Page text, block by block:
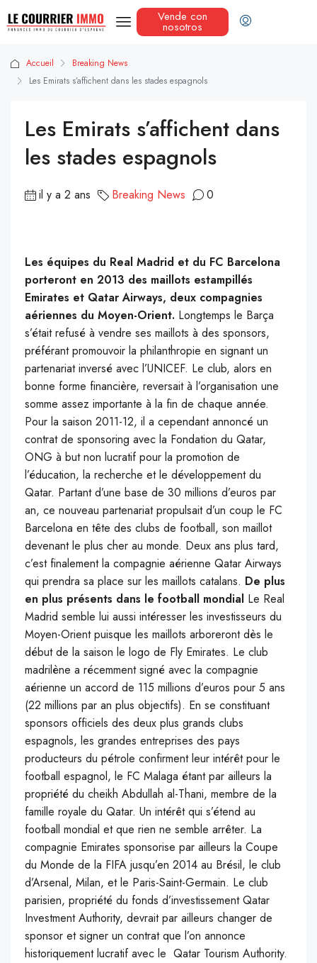
Vende con
nosotros
Accueil
Breaking News
Les Emirats s’affichent dans les stades espagnols
Les Emirats s’affichent dans
les stades espagnols
il y a 2 ans Breaking News 0
Les équipes du Real Madrid et du FC Barcelona
porteront en 2013 des maillots estampillés
Emirates et Qatar Airways, deux compagnies
aériennes du Moyen-Orient. Longtemps le Barça
s’était refusé à vendre ses maillots à des sponsors,
préférant promouvoir la philanthropie en signant un
partenariat inversé avec l’UNICEF. Le club, alors en
bonne forme financière, reversait à l’organisation une
somme assez importante à la fin de chaque année.
Pour la saison 2011-12, il a cependant annoncé un
contrat de sponsoring avec la Fondation du Qatar,
ONG à but non lucratif pour la promotion de
l’éducation, la recherche et le développement du
Qatar. Partant d’une base de 30 millions d’euros par
an, ce nouveau partenariat propulsait d’un coup le FC
Barcelona en tête des clubs de football, son maillot
devenant le plus cher au monde. Deux ans plus tard,
c’est finalement la compagnie aérienne Qatar Airways
qui prendra sa place sur les maillots catalans. De plus
en plus présents dans le football mondial Le Real
Madrid semble lui aussi intéresser les investisseurs du
Moyen-Orient puisque les maillots arboreront dès le
début de la saison le logo de Fly Emirates. Le club
madrilène a récemment signé avec la compagnie
aérienne un accord de 115 millions d’euros pour 5 ans
(22 millions par an plus objectifs). En se constituant
sponsors officiels des deux plus grands clubs
espagnols, les grandes entreprises des pays
producteurs du pétrole confirment leur intérêt pour le
football espagnol, le FC Malaga étant par ailleurs la
propriété du cheikh Abdullah al-Thani, membre de la
famille royale du Qatar. Un intérêt qui s’étend au
football mondial et que rien ne semble arrêter. La
compagnie Emirates sponsorise par ailleurs la Coupe
du Monde de la FIFA jusqu’en 2014 au Brésil, le club
d’Arsenal, Milan, et le Paris-Saint-Germain. Le club
parisien, propriété du fonds d’investissement Qatar
Investment Authority, devrait par ailleurs changer de
sponsor et signer un contrat que l’on annonce
historiquement lucratif avec le Qatar Tourism Authority.